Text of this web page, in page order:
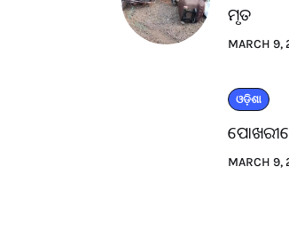
ମୃତ
MARCH 9,
ଓଡ଼ିଶା
MARCH 9,